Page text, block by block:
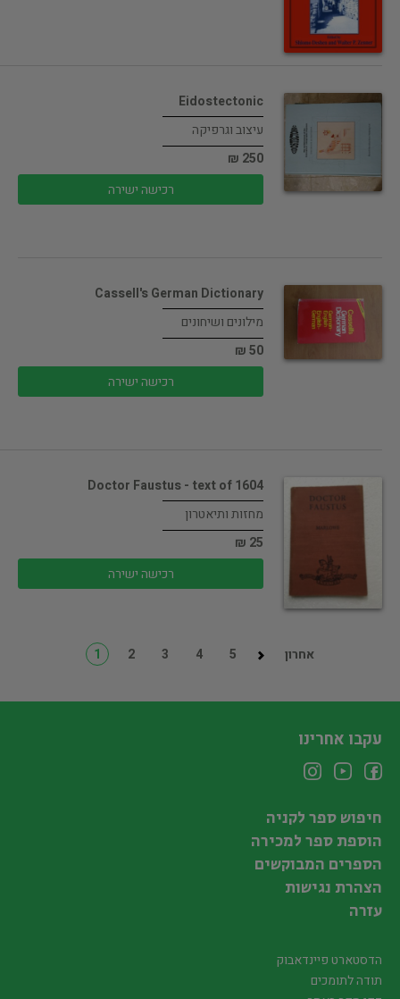
Eidostectonic
עיצוב וגרפיקה
250 ₪
רכישה ישירה
Cassell's German Dictionary
מילונים ושיחונים
50 ₪
רכישה ישירה
Doctor Faustus - text of 1604
מחזות ותיאטרון
25 ₪
רכישה ישירה
1 2 3 4 5 אחרון
עקבו אחרינו
חיפוש ספר לקניה
הוספת ספר למכירה
הספרים המבוקשים
הצהרת נגישות
עזרה
הדסטארט פיינדאבוק
תודה לתומכים